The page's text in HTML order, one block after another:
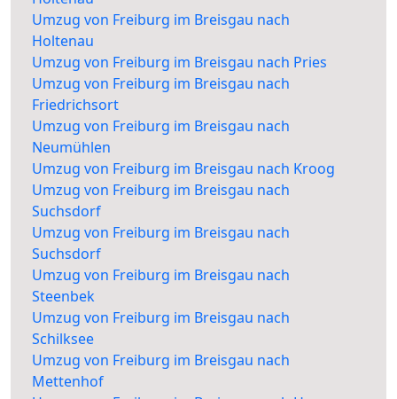
Umzug von Freiburg im Breisgau nach
Holtenau
Umzug von Freiburg im Breisgau nach Pries
Umzug von Freiburg im Breisgau nach
Friedrichsort
Umzug von Freiburg im Breisgau nach
Neumühlen
Umzug von Freiburg im Breisgau nach Kroog
Umzug von Freiburg im Breisgau nach
Suchsdorf
Umzug von Freiburg im Breisgau nach
Suchsdorf
Umzug von Freiburg im Breisgau nach
Steenbek
Umzug von Freiburg im Breisgau nach
Schilksee
Umzug von Freiburg im Breisgau nach
Mettenhof